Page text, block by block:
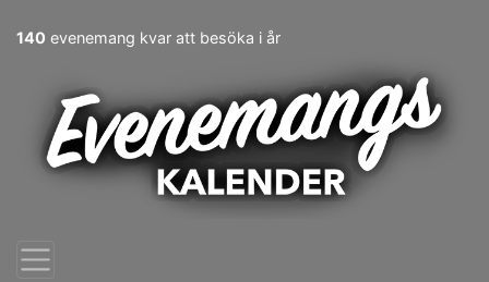
140 evenemang kvar att besöka i år